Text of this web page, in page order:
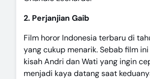
2. Perjanjian Gaib
Film horor Indonesia terbaru di
yang cukup menarik. Sebab film
kisah Andri dan Wati yang ingin
menjadi kaya datang saat